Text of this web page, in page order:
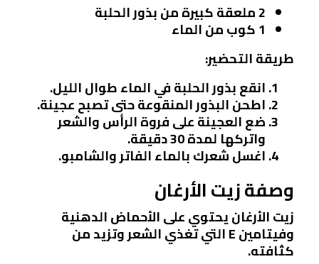
2 ملعقة كبيرة من بذور الحلبة
1 كوب من الماء
طريقة التحضير:
انقع بذور الحلبة في الماء طوال الليل.
اطحن البذور المنقوعة حتى تصبح عجينة.
ضع العجينة على فروة الرأس والشعر
واتركها لمدة 30 دقيقة.
اغسل شعرك بالماء الفاتر والشامبو.
وصفة زيت الأرغان
زيت الأرغان يحتوي على الأحماض الدهنية
وفيتامين E التي تغذي الشعر وتزيد من
كثافته.